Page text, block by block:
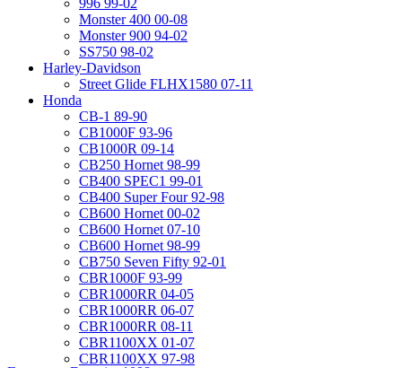
996 99-02
Monster 400 00-08
Monster 900 94-02
SS750 98-02
Harley-Davidson
Street Glide FLHX1580 07-11
Honda
CB-1 89-90
CB1000F 93-96
CB1000R 09-14
CB250 Hornet 98-99
CB400 SPEC1 99-01
CB400 Super Four 92-98
CB600 Hornet 00-02
CB600 Hornet 07-10
CB600 Hornet 98-99
CB750 Seven Fifty 92-01
CBR1000F 93-99
CBR1000RR 04-05
CBR1000RR 06-07
CBR1000RR 08-11
CBR1100XX 01-07
CBR1100XX 97-98